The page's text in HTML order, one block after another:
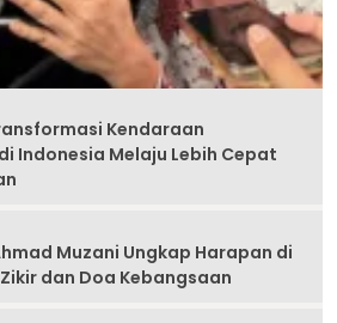
Kendaraan
Indonesia Melaju Lebih Cepat
Muzani Ungkap Harapan di
dan Doa Kebangsaan